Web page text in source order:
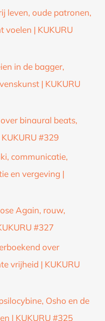
leven, oude patronen,
voelen | KUKURU
in de bagger,
| KUKURU
binaural beats,
#329
communicatie,
en vergeving |
Again, rouw,
#327
over
vrijheid | KUKURU
Osho en de
| KUKURU #325